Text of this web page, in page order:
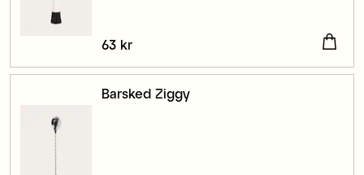
Pris:63 kr
63 kr
Barsked Ziggy